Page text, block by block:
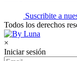
Suscribite a
Todos los derechos
×
Iniciar sesión